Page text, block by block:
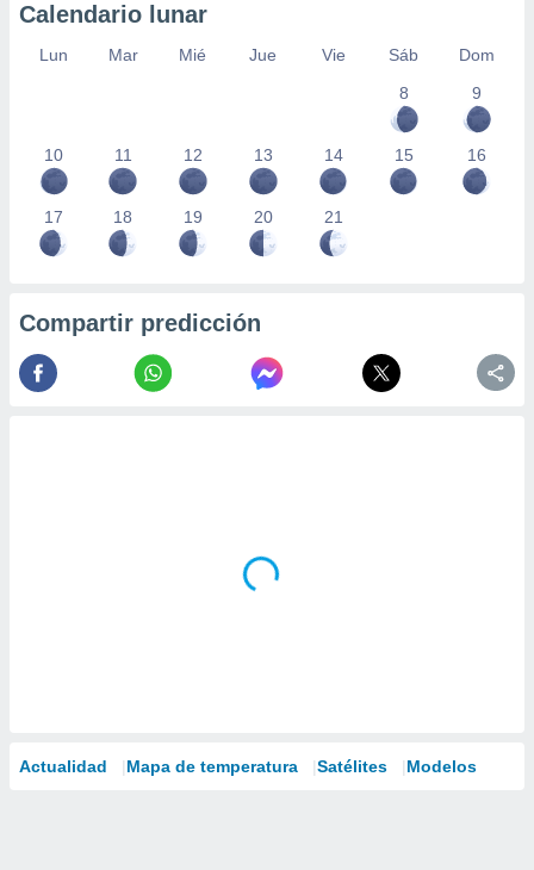
Calendario lunar
Lun Mar Mié Jue Vie Sáb
Dom
8
9
10 11 12 13 14 15 16
17 18 19 20 21
Compartir predicción
Actualidad Mapa de temperatura Satélites Modelos